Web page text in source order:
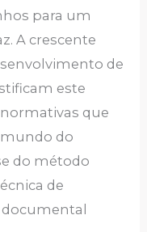
para um
A crescente
de
este
que
do
do método
de